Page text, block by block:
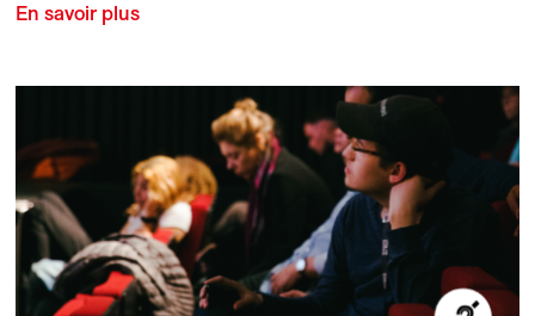
En savoir plus